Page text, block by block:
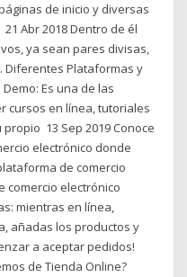
de inicio y diversas
Abr 2018 Dentro de él
ya sean pares divisas,
Diferentes Plataformas y
Es una de las
cursos en línea, tutoriales
13 Sep 2019 Conoce
electrónico donde
de comercio
comercio electrónico
mientras en línea,
añadas los productos y
a aceptar pedidos!
de Tienda Online?